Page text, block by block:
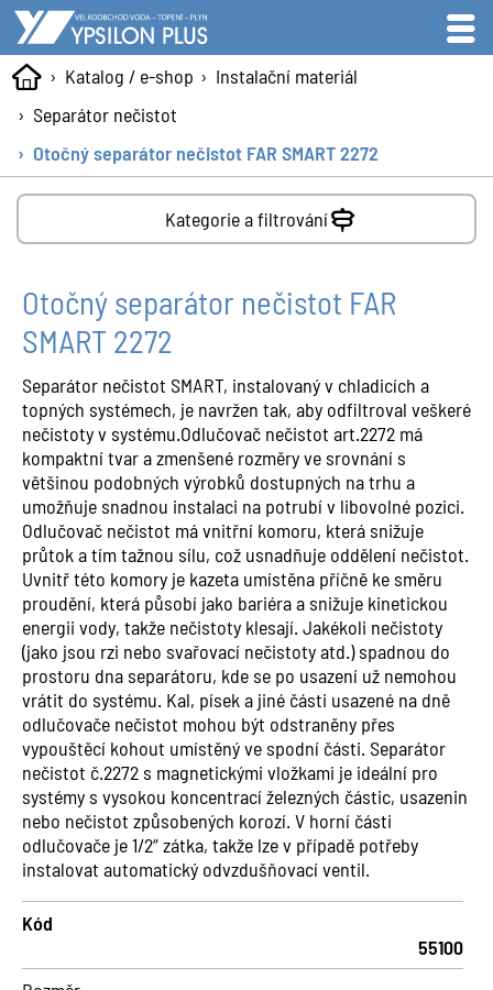
Katalog / e-shop
Instalační materiál
Separátor nečistot
Otočný separátor nečistot FAR SMART 2272
Kategorie a filtrování
Otočný separátor nečistot FAR
SMART 2272
Separátor nečistot SMART, instalovaný v chladicích a
topných systémech, je navržen tak, aby odfiltroval veškeré
nečistoty v systému.Odlučovač nečistot art.2272 má
kompaktní tvar a zmenšené rozměry ve srovnání s
většinou podobných výrobků dostupných na trhu a
umožňuje snadnou instalaci na potrubí v libovolné pozici.
Odlučovač nečistot má vnitřní komoru, která snižuje
průtok a tím tažnou sílu, což usnadňuje oddělení nečistot.
Uvnitř této komory je kazeta umístěna příčně ke směru
proudění, která působí jako bariéra a snižuje kinetickou
energii vody, takže nečistoty klesají. Jakékoli nečistoty
(jako jsou rzi nebo svařovací nečistoty atd.) spadnou do
prostoru dna separátoru, kde se po usazení už nemohou
vrátit do systému. Kal, písek a jiné části usazené na dně
odlučovače nečistot mohou být odstraněny přes
vypouštěcí kohout umístěný ve spodní části. Separátor
nečistot č.2272 s magnetickými vložkami je ideální pro
systémy s vysokou koncentrací železných částic, usazenin
nebo nečistot způsobených korozí. V horní části
odlučovače je 1/2“ zátka, takže lze v případě potřeby
instalovat automatický odvzdušňovací ventil.
Kód
55100